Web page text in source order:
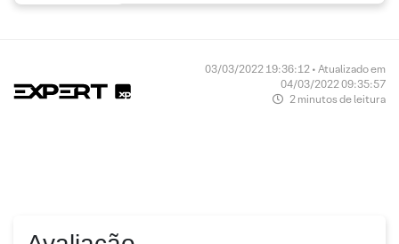
03/03/2022 19:36:12 • Atualizado em
04/03/2022 09:35:57
2 minutos de leitura